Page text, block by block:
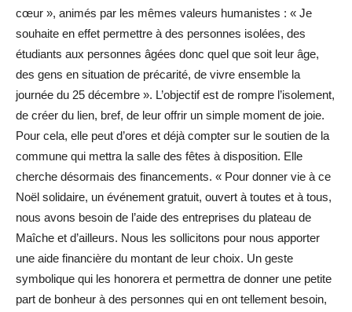
cœur », animés par les mêmes valeurs humanistes : « Je
souhaite en effet permettre à des personnes isolées, des
étudiants aux personnes âgées donc quel que soit leur âge,
des gens en situation de précarité, de vivre ensemble la
journée du 25 décembre ». L’objectif est de rompre l’isolement,
de créer du lien, bref, de leur offrir un simple moment de joie.
Pour cela, elle peut d’ores et déjà compter sur le soutien de la
commune qui mettra la salle des fêtes à disposition. Elle
cherche désormais des financements. « Pour donner vie à ce
Noël solidaire, un événement gratuit, ouvert à toutes et à tous,
nous avons besoin de l’aide des entreprises du plateau de
Maîche et d’ailleurs. Nous les sollicitons pour nous apporter
une aide financière du montant de leur choix. Un geste
symbolique qui les honorera et permettra de donner une petite
part de bonheur à des personnes qui en ont tellement besoin,